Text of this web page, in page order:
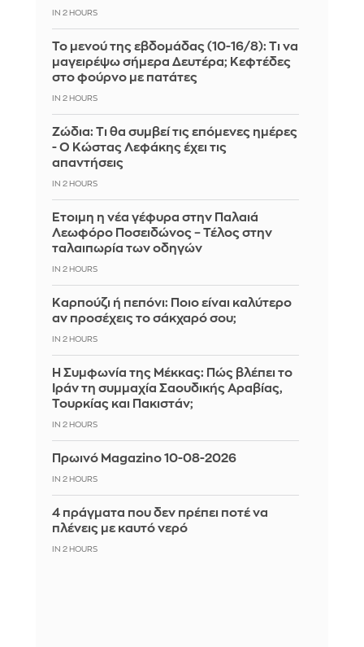
IN 2 HOURS
Το μενού της εβδομάδας (10-16/8): Τι να
μαγειρέψω σήμερα Δευτέρα; Κεφτέδες
στο φούρνο με πατάτες
IN 2 HOURS
Ζώδια: Τι θα συμβεί τις επόμενες ημέρες
- Ο Κώστας Λεφάκης έχει τις
απαντήσεις
IN 2 HOURS
Έτοιμη η νέα γέφυρα στην Παλαιά
Λεωφόρο Ποσειδώνος – Τέλος στην
ταλαιπωρία των οδηγών
IN 2 HOURS
Καρπούζι ή πεπόνι: Ποιο είναι καλύτερο
αν προσέχεις το σάκχαρό σου;
IN 2 HOURS
Η Συμφωνία της Μέκκας: Πώς βλέπει το
Ιράν τη συμμαχία Σαουδικής Αραβίας,
Τουρκίας και Πακιστάν;
IN 2 HOURS
Πρωινό Magazino 10-08-2026
IN 2 HOURS
4 πράγματα που δεν πρέπει ποτέ να
πλένεις με καυτό νερό
IN 2 HOURS